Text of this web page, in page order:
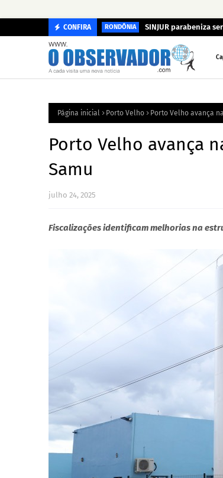
CONFIRA RONDÔNIA SINJUR parabeniza
Página inicial Porto Velho Porto Velho avança
Porto Velho avança
Samu
julho 24, 2025
Fiscalizações identificam melhorias na